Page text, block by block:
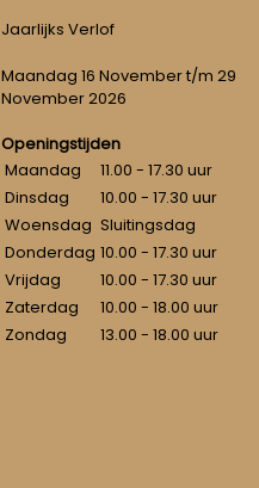
Jaarlijks Verlof
Maandag 16 November t/m 29
November 2026
Openingstijden
Maandag
11.00 - 17.30 uur
Dinsdag
10.00 - 17.30 uur
Woensdag Sluitingsdag
Donderdag 10.00 - 17.30 uur
Vrijdag
10.00 - 17.30 uur
Zaterdag
10.00 - 18.00 uur
Zondag
13.00 - 18.00 uur